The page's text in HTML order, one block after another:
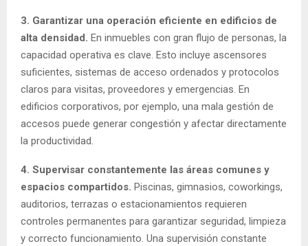
3. Garantizar una operación eficiente en edificios de
alta densidad. En inmuebles con gran flujo de personas, la
capacidad operativa es clave. Esto incluye ascensores
suficientes, sistemas de acceso ordenados y protocolos
claros para visitas, proveedores y emergencias. En
edificios corporativos, por ejemplo, una mala gestión de
accesos puede generar congestión y afectar directamente
la productividad.
4. Supervisar constantemente las áreas comunes y
espacios compartidos. Piscinas, gimnasios, coworkings,
auditorios, terrazas o estacionamientos requieren
controles permanentes para garantizar seguridad, limpieza
y correcto funcionamiento. Una supervisión constante